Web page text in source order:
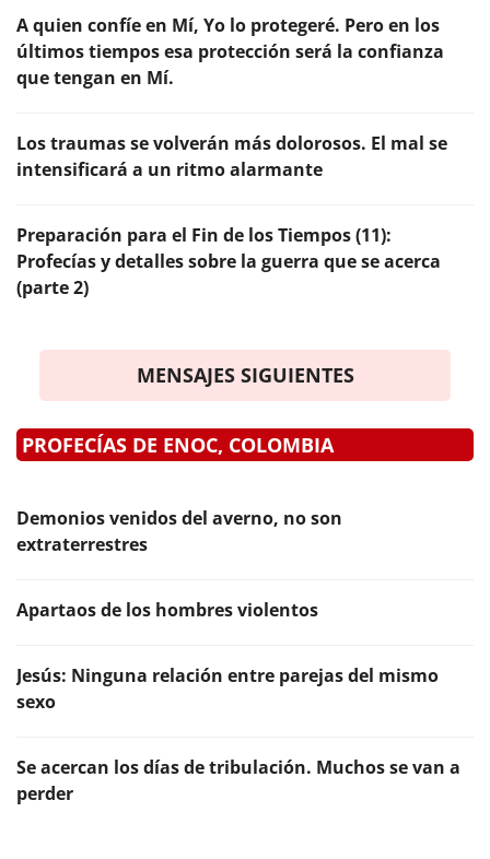
A quien confíe en Mí, Yo lo protegeré. Pero en los
últimos tiempos esa protección será la confianza
que tengan en Mí.
Los traumas se volverán más dolorosos. El mal se
intensificará a un ritmo alarmante
Preparación para el Fin de los Tiempos (11):
Profecías y detalles sobre la guerra que se acerca
(parte 2)
MENSAJES SIGUIENTES
PROFECÍAS DE ENOC, COLOMBIA
Demonios venidos del averno, no son
extraterrestres
Apartaos de los hombres violentos
Jesús: Ninguna relación entre parejas del mismo
sexo
Se acercan los días de tribulación. Muchos se van a
perder